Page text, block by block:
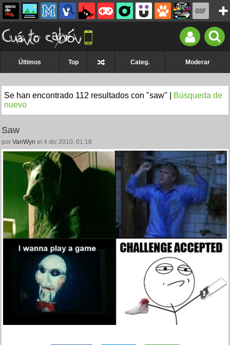
Últimos Top Categ. Moderar
Se han encontrado 112 resultados con "saw" |
Búsqueda de
nuevo
Saw
por VanWyn el 4 dic 2010, 01:18